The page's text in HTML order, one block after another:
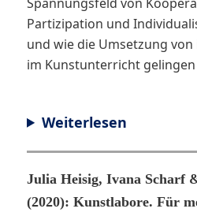
Partizipation und
und wie die Umsetzung
im Kunstunterricht gelingen
Weiterlesen
Julia Heisig, Ivana Scharf
(2020): Kunstlabore. Für